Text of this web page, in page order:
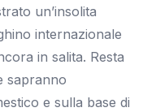
un’insolita
internazionale
in salita. Resta
sapranno
e sulla base di